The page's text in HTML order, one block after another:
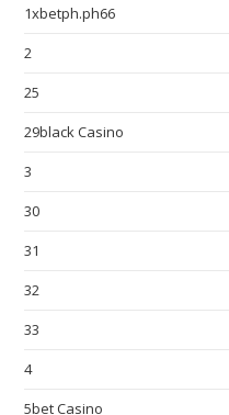
1xbetph.ph66
2
25
29black Casino
3
30
31
32
33
4
5bet Casino